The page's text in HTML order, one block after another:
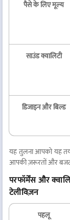
पैसे के लिए मूल्य
साउंड क्वालिटी
डिजाइन और बिल्ड
यह तुलना आपको यह
आपकी ज़रूरतों और बजट
परफॉर्मेंस और
टेलीविज़न
पहलू